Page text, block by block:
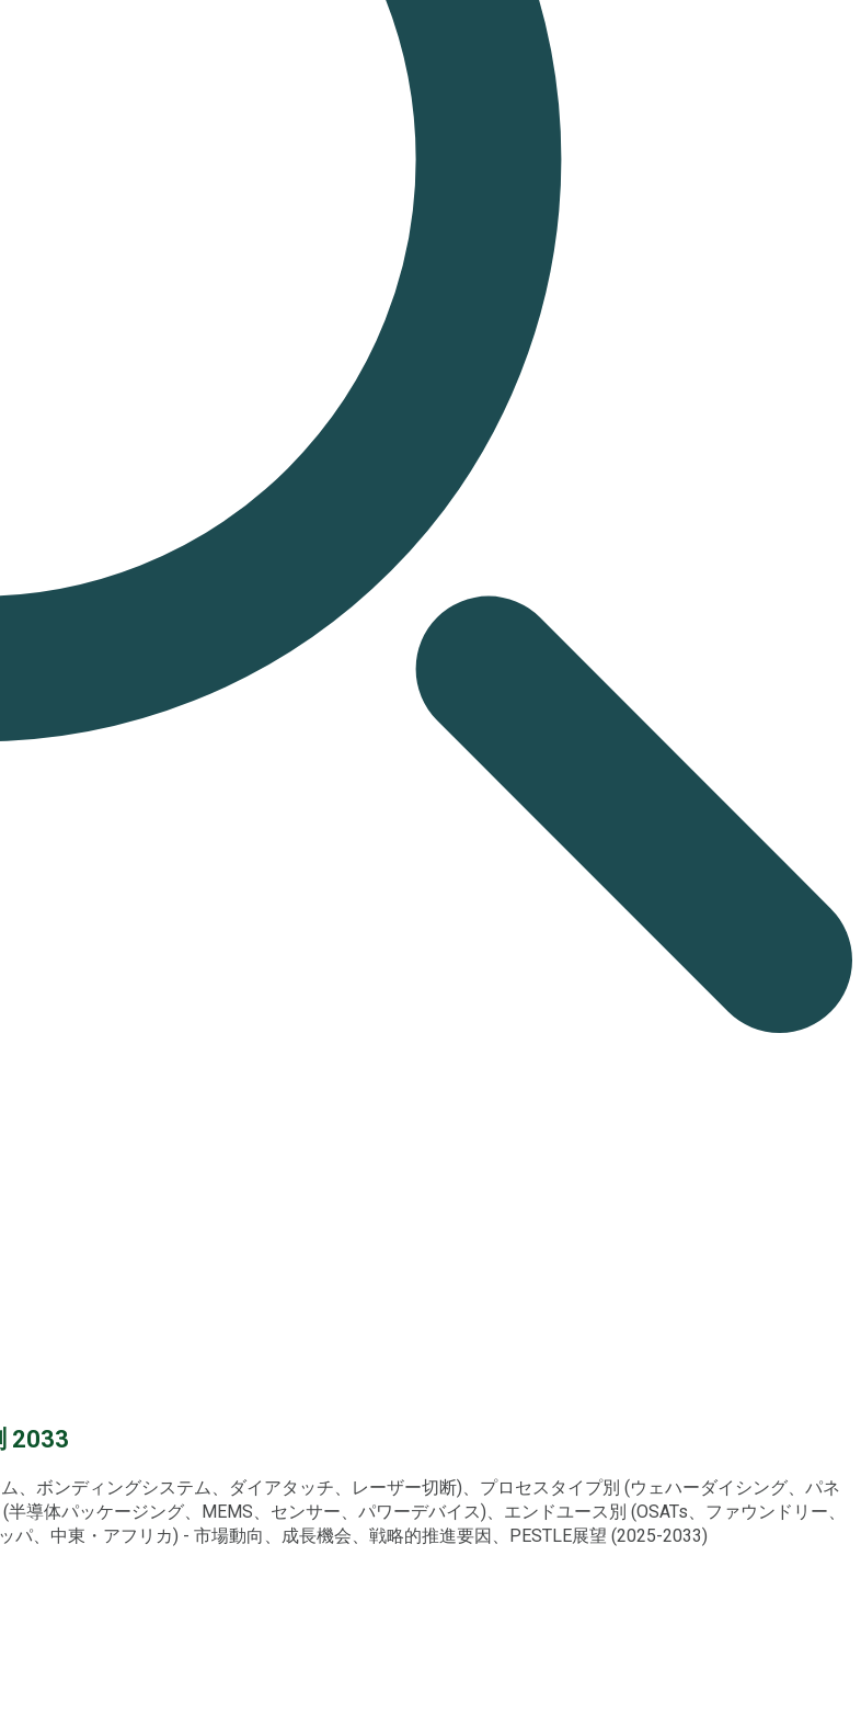
2033
ボンディングシステム、ダイアタッチ、レーザー切断)、プロセスタイプ別 (ウェハーダイシング、パネ
導体パッケージング、MEMS、センサー、パワーデバイス)、エンドユース別 (OSATs、ファウンドリー、
パ、中東・アフリカ) - 市場動向、成長機会、戦略的推進要因、PESTLE展望 (2025-2033)